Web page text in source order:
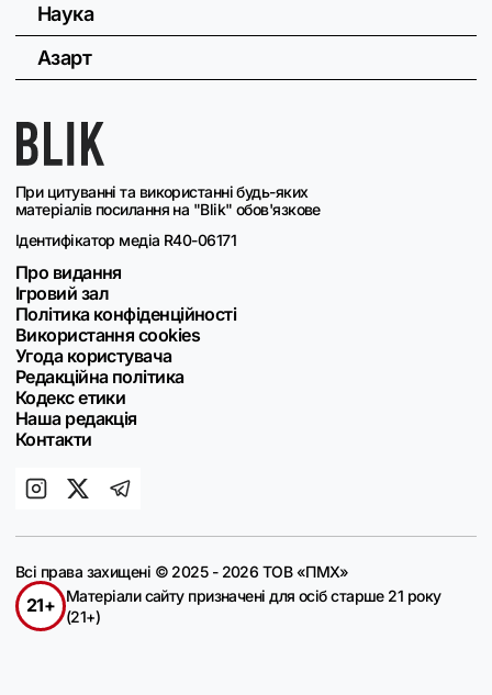
При цитуванні та використанні будь-яких
матеріалів посилання на "Blik" обов'язкове
Ідентифікатор медіа R40-06171
Про видання
Ігровий зал
Політика конфіденційності
Використання cookies
Угода користувача
Редакційна політика
Кодекс етики
Наша редакція
Контакти
Наука
Азарт
Всі права захищені © 2025 - 2026 ТОВ «ПМХ»
21+
Матеріали сайту призначені для осіб старше 21 року
(21+)